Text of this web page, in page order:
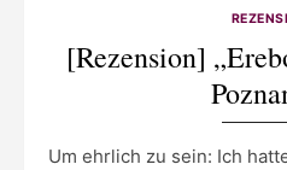
[Rezension]
Um ehrlich zu sein: Ich